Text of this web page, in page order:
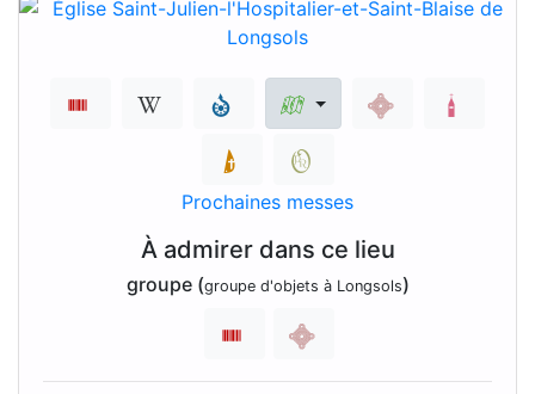
Prochaines messes
À admirer dans ce lieu
groupe (groupe d'objets à Longsols)